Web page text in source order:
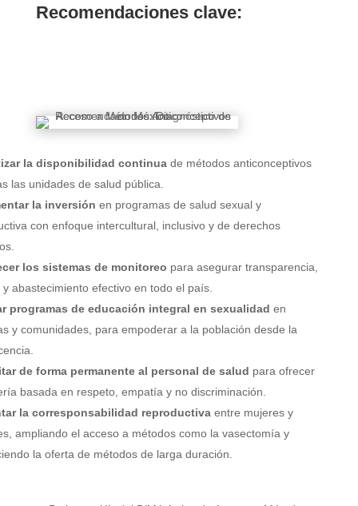
Recomendaciones clave:
la disponibilidad continuade métodos anticonceptivos
las unidades de salud pública.
la inversión en programas de salud sexual y
con enfoque intercultural, inclusivo y de derechos
los sistemas de monitoreo para asegurar transparencia,
y abastecimiento efectivo en todo el país.
programas de educación integral en sexualidad en
y comunidades, para empoderar a la población desde la
de forma permanente al personal de salud para ofrecer
basada en respeto, empatía y no discriminación.
la corresponsabilidad reproductivaentre mujeres y
ampliando el acceso a métodos como la vasectomía y
la oferta de métodos de larga duración.